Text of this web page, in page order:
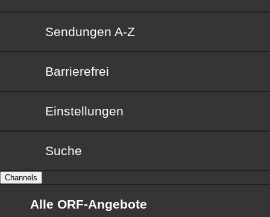
Sendungen von A bis Z
Sendungen A-Z
Barrierefrei
Barrierefrei
Einstellungen
Suche
Channels
Alle ORF-Angebote